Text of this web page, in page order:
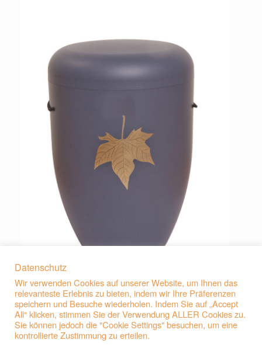
Beitragsnavigation
Datenschutz
Wir verwenden Cookies auf unserer Website, um Ihnen das
relevanteste Erlebnis zu bieten, indem wir Ihre Präferenzen
speichern und Besuche wiederholen. Indem Sie auf „Accept
All“ klicken, stimmen Sie der Verwendung ALLER Cookies zu.
Sie können jedoch die "Cookie Settings" besuchen, um eine
kontrollierte Zustimmung zu erteilen.